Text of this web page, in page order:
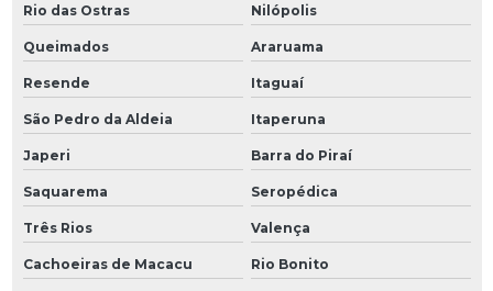
Rio das Ostras Nilópolis
Queimados Araruama
Resende Itaguaí
São Pedro da Aldeia Itaperuna
Japeri Barra do Piraí
Saquarema Seropédica
Três Rios Valença
Cachoeiras de Macacu Rio Bonito